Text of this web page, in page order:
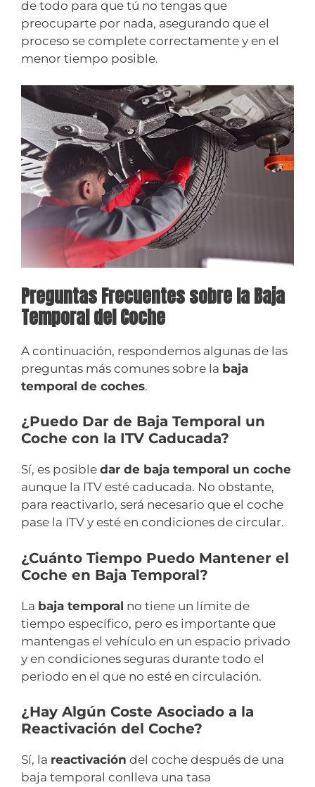
de todo para que tú no tengas que
preocuparte por nada, asegurando que el
proceso se complete correctamente y en el
menor tiempo posible.
Preguntas Frecuentes sobre la Baja
Temporal del Coche
A continuación, respondemos algunas de las
preguntas más comunes sobre la baja
temporal de coches.
¿Puedo Dar de Baja Temporal un
Coche con la ITV Caducada?
Sí, es posible dar de baja temporal un coche
aunque la ITV esté caducada. No obstante,
para reactivarlo, será necesario que el coche
pase la ITV y esté en condiciones de circular.
¿Cuánto Tiempo Puedo Mantener el
Coche en Baja Temporal?
La baja temporal no tiene un límite de
tiempo específico, pero es importante que
mantengas el vehículo en un espacio privado
y en condiciones seguras durante todo el
periodo en el que no esté en circulación.
¿Hay Algún Coste Asociado a la
Reactivación del Coche?
Sí, la reactivación del coche después de una
baja temporal conlleva una tasa